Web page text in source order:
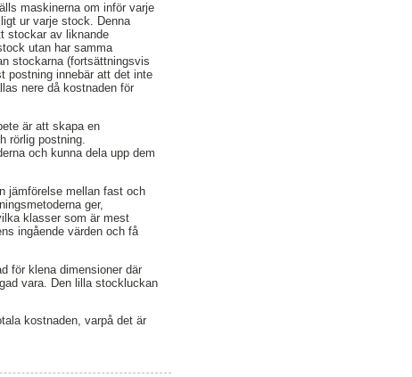
maskinerna om inför varje
ur varje stock. Denna
stockar av liknande
utan har samma
stockarna (fortsättningsvis
postning innebär att det inte
nere då kostnaden för
är att skapa en
rörlig postning.
och kunna dela upp dem
jämförelse mellan fast och
ger,
klasser som är mest
ingående värden och få
för klena dimensioner där
vara. Den lilla stockluckan
kostnaden, varpå det är